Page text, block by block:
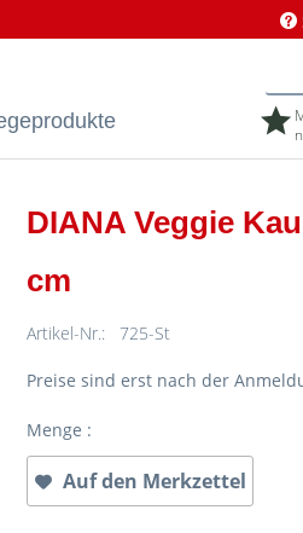
DIANA Veggie
cm
Artikel-Nr.: 725-St
Preise sind erst nach der
Menge :
Auf den Merkzettel